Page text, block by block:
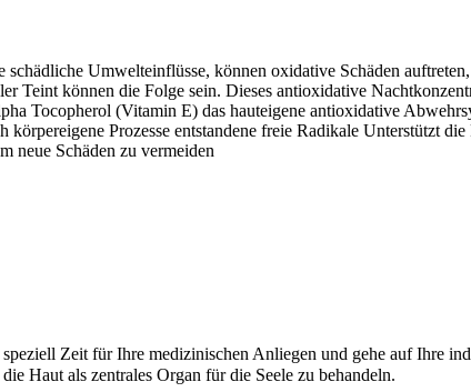
Umwelteinflüsse, können oxidative Schäden
Teint können die Folge sein. Dieses antioxidative
Tocopherol (Vitamin E) das hauteigene antioxidative
Prozesse entstandene freie Radikale Unterstützt
neue Schäden zu vermeiden
Zeit für Ihre medizinischen Anliegen und gehe auf
Haut als zentrales Organ für die Seele zu behandeln.